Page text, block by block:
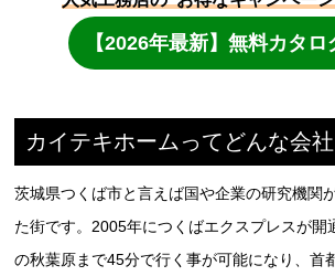
カイテキホームってどんな会
茨城県つくば市と言えば国や企業の研究機関
た街です。2005年につくばエクスプレスが開
の秋葉原まで45分で行く事が可能になり、首